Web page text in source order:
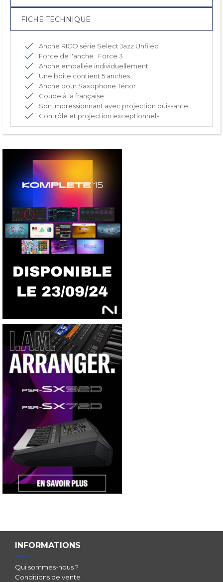
FICHE TECHNIQUE
Anche RICO série Select Jazz Unfiled
Force de l'anche : Force 3
Anche emballée individuellement.
Une boîte contient 5 anches.
Anche pour Saxophone Ténor
Coupe à la française
Son impressionnant avec projection puissante
Contrôle et projection exceptionnels
INFORMATIONS
Qui sommes-nous ?
Conditions de vente